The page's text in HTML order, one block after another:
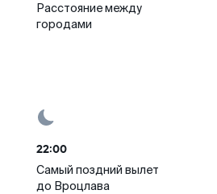
Расстояние между
городами
22:00
Самый поздний вылет
до Вроцлава